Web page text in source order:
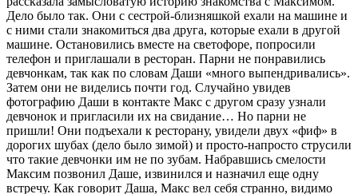
Дело было так. Они с сестрой-близняшкой ехали на машине и
с ними стали знакомиться два друга, которые ехали в другой
машине. Остановились вместе на светофоре, попросили
телефон и приглашали в ресторан. Парни не понравились
девчонкам, так как по словам Даши «много выпендривались».
Затем они не виделись почти год. Случайно увидев
фотографию Даши в контакте Макс с другом сразу узнали
девчонок и пригласили их на свидание… Но парни не
пришли! Они подъехали к ресторану, увидели двух «фиф» в
дорогих шубах (дело было зимой) и просто-напросто струсили
что такие девчонки им не по зубам. Набравшись смелости
Максим позвонил Даше, извинился и назначил еще одну
встречу. Как говорит Даша, Макс вел себя странно, видимо